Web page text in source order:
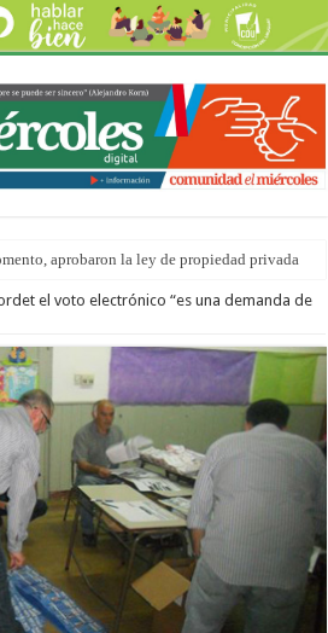
aprobaron la ley de propiedad privada
de agosto: la agenda ¿A dónde ir? para este
el voto electrónico “es una demanda de